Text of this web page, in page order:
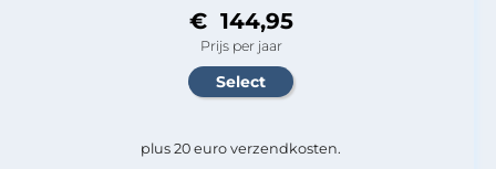
€ 144,95
Prijs per jaar
plus 20 euro verzendkosten.